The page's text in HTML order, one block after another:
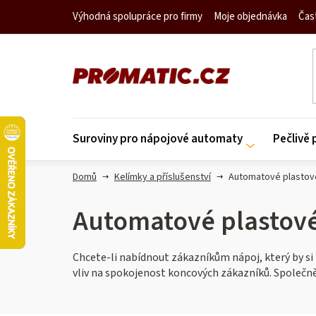
obsah
Výhodná spolupráce pro firmy Moje objednávka
Suroviny pro nápojové automaty Pečlivě
Domů Kelímky a příslušenství Automatové
Automatové
Chcete-li nabídnout zákazníkům nápoj, který by
vliv na spokojenost koncových zákazníků.